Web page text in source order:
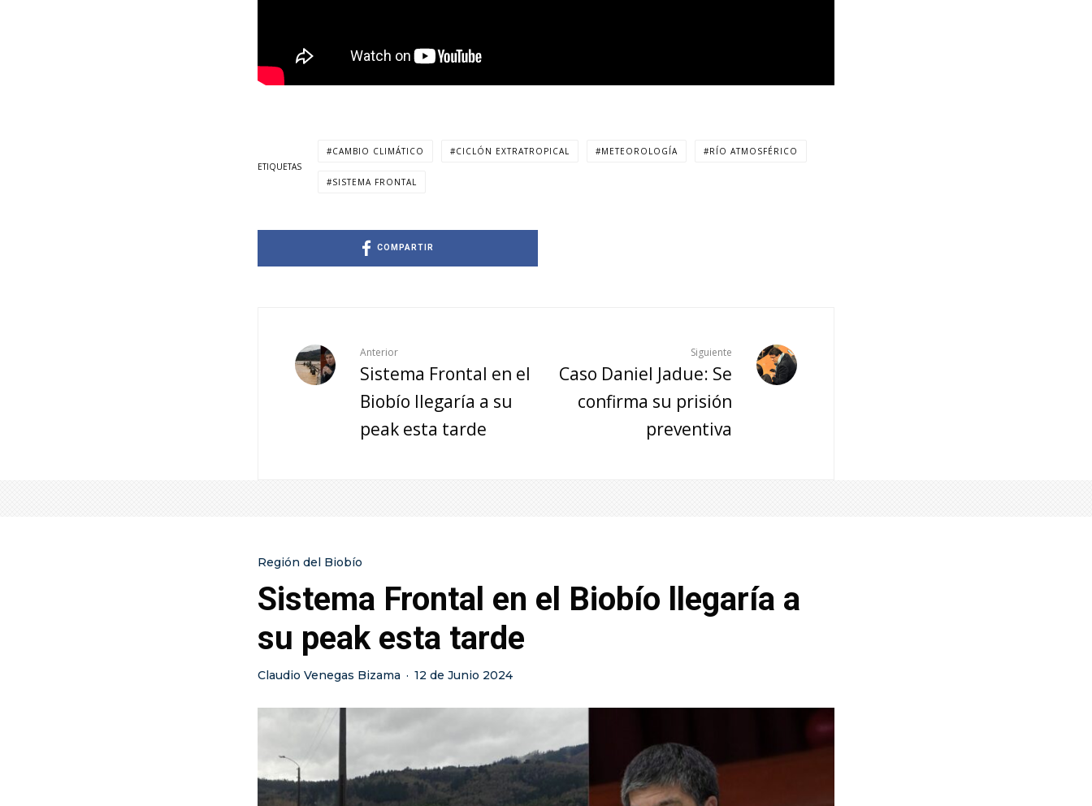
ETIQUETAS
CAMBIO CLIMÁTICO CICLÓN EXTRATROPICAL METEOROLOGÍA RÍO ATMOSFÉRICO
SISTEMA FRONTAL
COMPARTIR
Anterior
Sistema Frontal en el
Biobío llegaría a su
peak esta tarde
Siguiente
Caso Daniel Jadue: Se
confirma su prisión
preventiva
Región del Biobío
Sistema Frontal en el Biobío llegaría a
su peak esta tarde
Claudio Venegas Bizama · 12 de Junio 2024